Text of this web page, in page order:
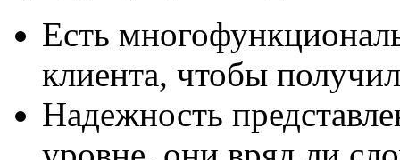
Есть
клиента, чтобы
Надежность